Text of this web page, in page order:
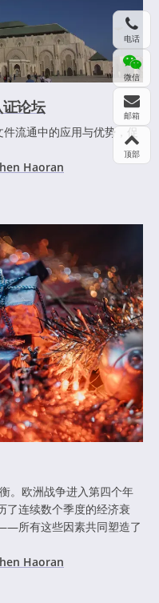
论坛
流通中的应用与优势，促
Haoran
。欧洲战争进入第四个年
了连续数个季度的经济衰
所有这些因素共同塑造了
Haoran
电话
微信
邮箱
顶部